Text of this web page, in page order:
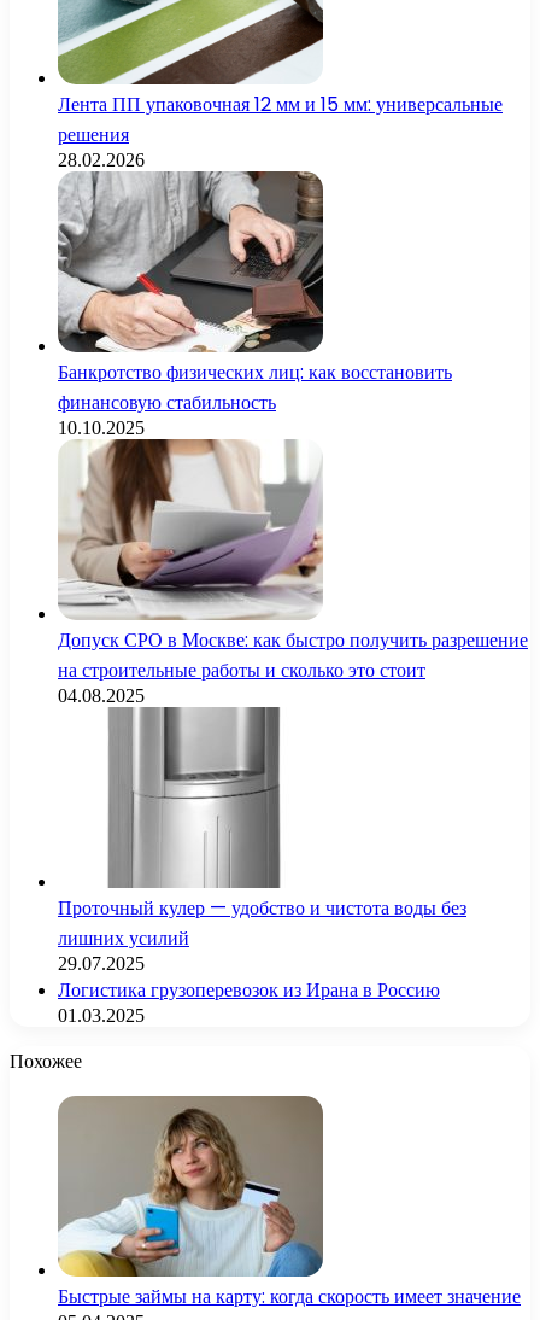
Лента ПП упаковочная 12 мм и 15 мм: универсальные
решения
28.02.2026
Банкротство физических лиц: как восстановить
финансовую стабильность
10.10.2025
Допуск СРО в Москве: как быстро получить разрешение
на строительные работы и сколько это стоит
04.08.2025
Проточный кулер — удобство и чистота воды без
лишних усилий
29.07.2025
Логистика грузоперевозок из Ирана в Россию
01.03.2025
Похожее
Быстрые займы на карту: когда скорость имеет значение